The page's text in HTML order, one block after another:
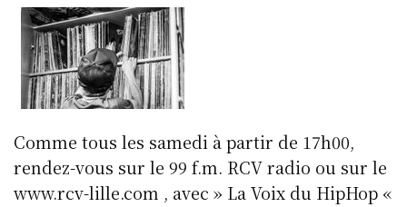
Comme tous les samedi à partir de 17h00,
rendez-vous sur le 99 f.m. RCV radio ou sur le
www.rcv-lille.com , avec » La Voix du HipHop «